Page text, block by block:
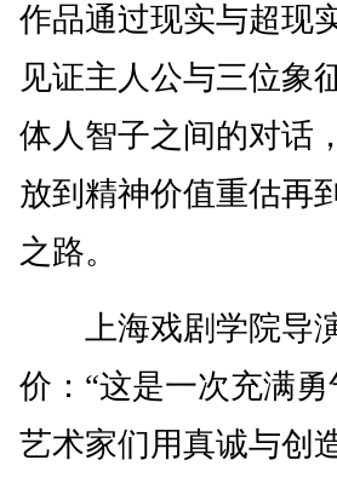
作品通过现实与超现
见证主人公与三位象
体人智子之间的对话
放到精神价值重估再
之路。
上海戏剧学院导演
价：“这是一次充满
艺术家们用真诚与创